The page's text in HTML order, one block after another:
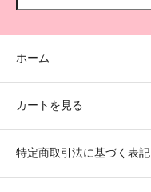
ホーム
カートを見る
特定商取引法に基づく表記